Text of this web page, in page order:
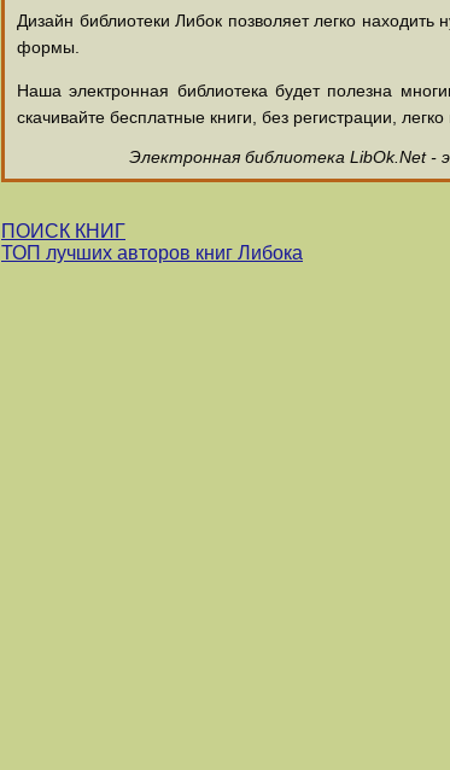
Дизайн библиотеки Либок позволяет легко
формы.
Наша электронная библиотека будет полезна
скачивайте бесплатные книги, без регистрации,
Электронная библиотека LibOk.Net -
ПОИСК КНИГ
ТОП лучших авторов книг Либока